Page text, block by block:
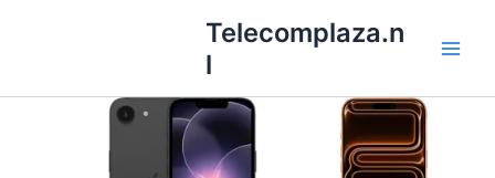
inhoud
Telecomplaza.n
l